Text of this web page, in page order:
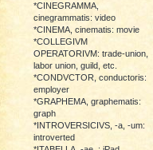
*CINEGRAMMA,
cinegrammatis: video
*CINEMA, cinematis: movie
*COLLEGIVM
OPERATORIVM: trade-union,
labor union, guild, etc.
*CONDVCTOR, conductoris:
employer
*GRAPHEMA, graphematis:
graph
*INTROVERSICIVS, -a, -um:
introverted